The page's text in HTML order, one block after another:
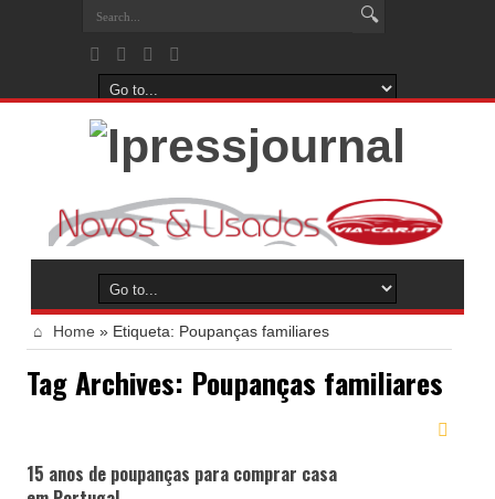
Home » Etiqueta: Poupanças familiares
Tag Archives: Poupanças familiares
15 anos de poupanças para comprar casa